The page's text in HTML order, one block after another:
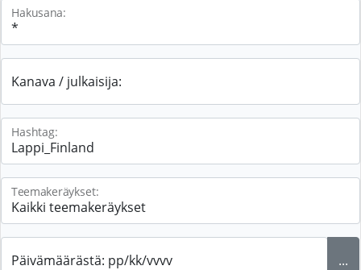
Hakusana:
Kanava / julkaisija:
Hashtag:
Teemakeräykset:
Päivämäärästä: pp/kk/vvvv ...